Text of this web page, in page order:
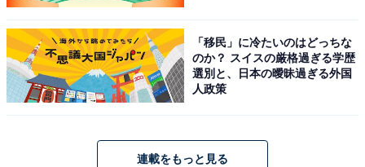
「移民」に冷たいのはどっちな
のか？ スイスの厳格過ぎる学歴
選別と、日本の曖昧過ぎる外国
人政策
連載をもっと見る